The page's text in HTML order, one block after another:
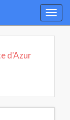
d'Azur